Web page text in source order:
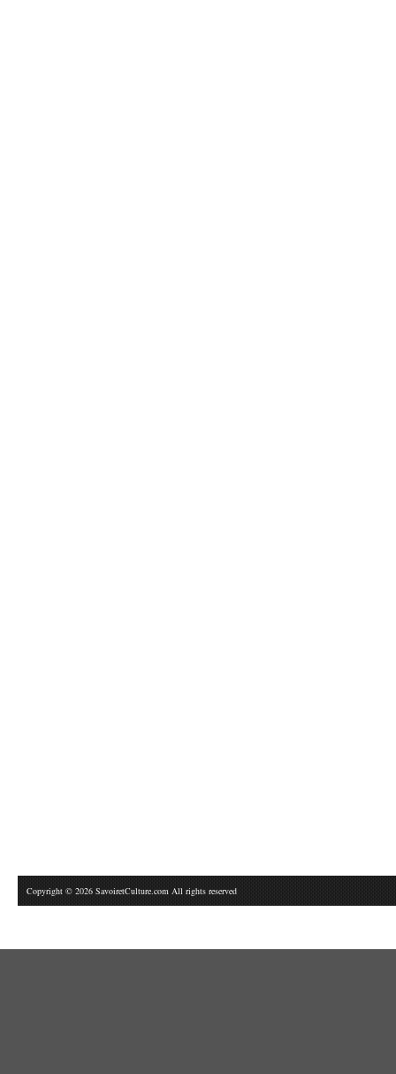
Copyright © 2026 SavoiretCulture.com All rights reserved